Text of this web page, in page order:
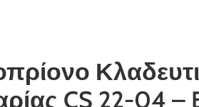
CS 22-04 –